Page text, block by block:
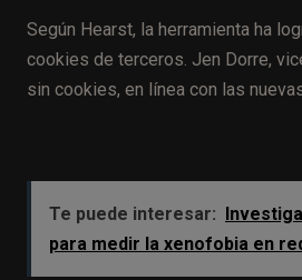
Según Hearst, la herramienta ha
cookies de terceros. Jen Dorre,
sin cookies, en línea con las
Te puede interesar:
para medir la xenofobia en